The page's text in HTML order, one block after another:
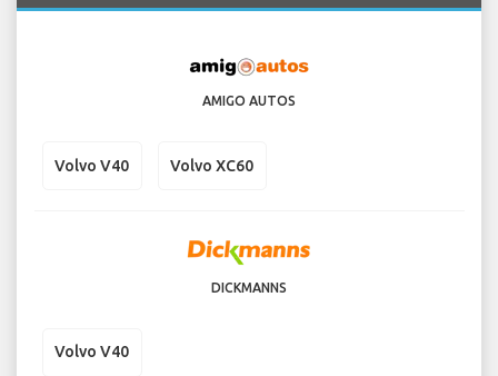
AMIGO AUTOS
Volvo V40 Volvo XC60
DICKMANNS
Volvo V40